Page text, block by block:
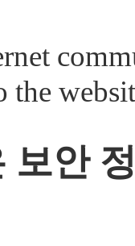
the
보안